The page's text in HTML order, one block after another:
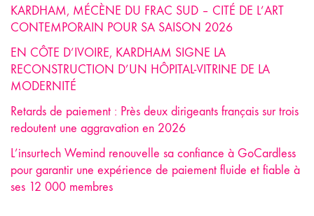
KARDHAM, MÉCÈNE DU FRAC SUD – CITÉ DE L’ART
CONTEMPORAIN POUR SA SAISON 2026
EN CÔTE D’IVOIRE, KARDHAM SIGNE LA
RECONSTRUCTION D’UN HÔPITAL-VITRINE DE LA
MODERNITÉ
Retards de paiement : Près deux dirigeants français sur trois
redoutent une aggravation en 2026
L’insurtech Wemind renouvelle sa confiance à GoCardless
pour garantir une expérience de paiement fluide et fiable à
ses 12 000 membres